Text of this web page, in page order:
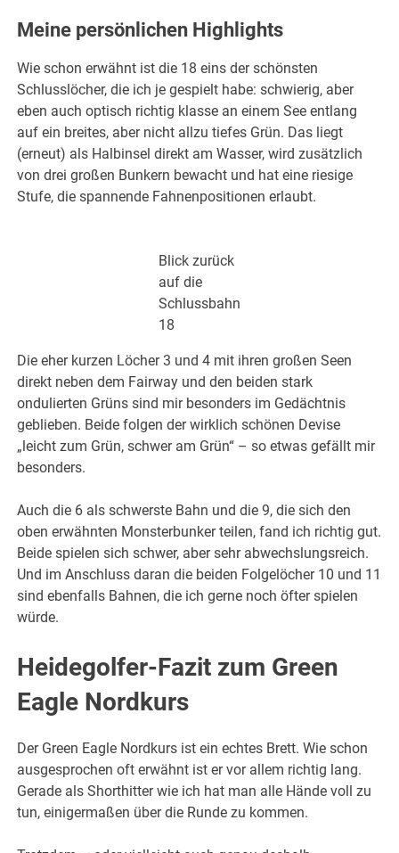
Meine persönlichen Highlights
Wie schon erwähnt ist die 18 eins der schönsten
Schlusslöcher, die ich je gespielt habe: schwierig, aber
eben auch optisch richtig klasse an einem See entlang
auf ein breites, aber nicht allzu tiefes Grün. Das liegt
(erneut) als Halbinsel direkt am Wasser, wird zusätzlich
von drei großen Bunkern bewacht und hat eine riesige
Stufe, die spannende Fahnenpositionen erlaubt.
Blick zurück
auf die
Schlussbahn
18
Die eher kurzen Löcher 3 und 4 mit ihren großen Seen
direkt neben dem Fairway und den beiden stark
ondulierten Grüns sind mir besonders im Gedächtnis
geblieben. Beide folgen der wirklich schönen Devise
„leicht zum Grün, schwer am Grün“ – so etwas gefällt mir
besonders.
Auch die 6 als schwerste Bahn und die 9, die sich den
oben erwähnten Monsterbunker teilen, fand ich richtig gut.
Beide spielen sich schwer, aber sehr abwechslungsreich.
Und im Anschluss daran die beiden Folgelöcher 10 und 11
sind ebenfalls Bahnen, die ich gerne noch öfter spielen
würde.
Heidegolfer-Fazit zum Green
Eagle Nordkurs
Der Green Eagle Nordkurs ist ein echtes Brett. Wie schon
ausgesprochen oft erwähnt ist er vor allem richtig lang.
Gerade als Shorthitter wie ich hat man alle Hände voll zu
tun, einigermaßen über die Runde zu kommen.